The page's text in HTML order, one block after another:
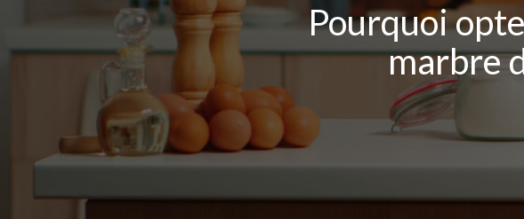
Pourquoi
marbre